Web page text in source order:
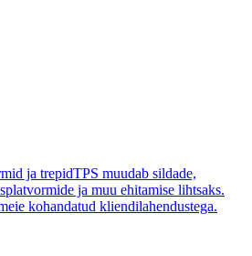
ja trepidTPS muudab sildade,
ja muu ehitamise lihtsaks.
kohandatud kliendilahendustega.